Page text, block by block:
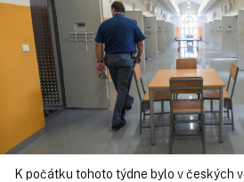
K počátku tohoto týdne bylo v českých